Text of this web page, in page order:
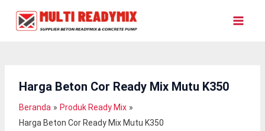
Harga Beton Cor Ready Mix Mutu K350
Beranda
Produk Ready Mix
Harga Beton Cor Ready Mix Mutu K350